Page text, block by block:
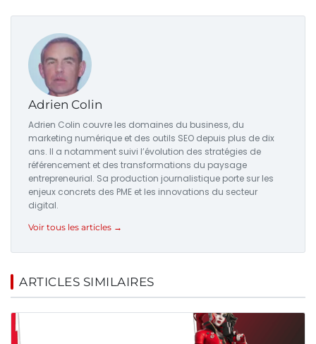
Adrien Colin
Adrien Colin couvre les domaines du business, du
marketing numérique et des outils SEO depuis plus de dix
ans. Il a notamment suivi l’évolution des stratégies de
référencement et des transformations du paysage
entrepreneurial. Sa production journalistique porte sur les
enjeux concrets des PME et les innovations du secteur
digital.
Voir tous les articles →
ARTICLES SIMILAIRES